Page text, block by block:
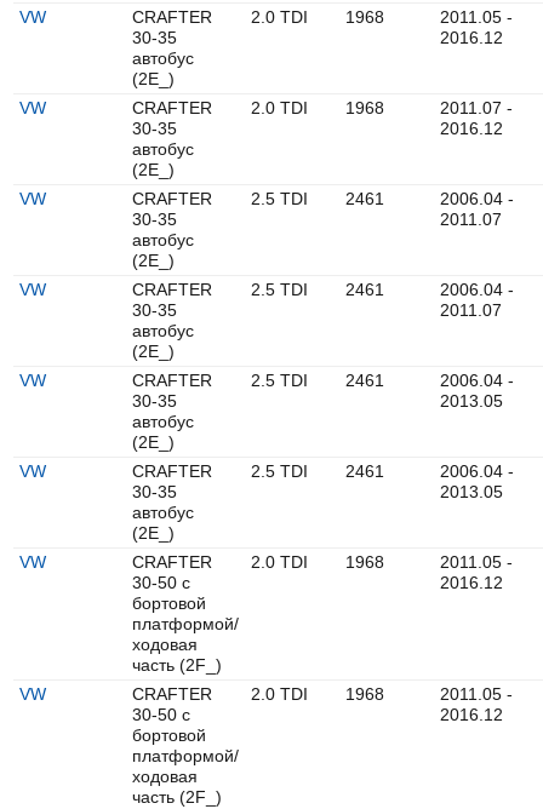
VW
CRAFTER
30-35
автобус
(2E_)
2.0 TDI 1968
2011.05 -
2016.12
VW
CRAFTER
30-35
автобус
(2E_)
2.0 TDI 1968
2011.07 -
2016.12
VW
CRAFTER
30-35
автобус
(2E_)
2.5 TDI 2461
2006.04 -
2011.07
VW
CRAFTER
30-35
автобус
(2E_)
2.5 TDI 2461
2006.04 -
2011.07
VW
CRAFTER
30-35
автобус
(2E_)
2.5 TDI 2461
2006.04 -
2013.05
VW
CRAFTER
30-35
автобус
(2E_)
2.5 TDI 2461
2006.04 -
2013.05
VW
CRAFTER
30-50 c
бортовой
платформой/
ходовая
часть (2F_)
2.0 TDI 1968
2011.05 -
2016.12
VW
CRAFTER
30-50 c
бортовой
платформой/
ходовая
часть (2F_)
2.0 TDI 1968
2011.05 -
2016.12